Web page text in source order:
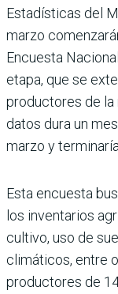
Estadísticas del
marzo
Encuesta
etapa, que se
productores de la
datos dura un
marzo y
Esta encuesta
los inventarios
cultivo, uso de
climáticos, entre
productores de